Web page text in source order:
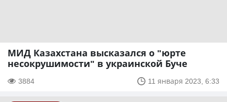
МИД Казахстана высказался о "юрте
несокрушимости" в украинской Буче
3884 11 января 2023, 6:33